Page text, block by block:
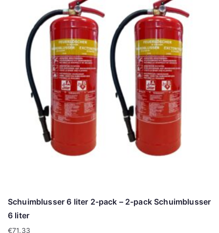
Schuimblusser 6 liter 2-pack – 2-pack Schuimblusser
6 liter
€71.33